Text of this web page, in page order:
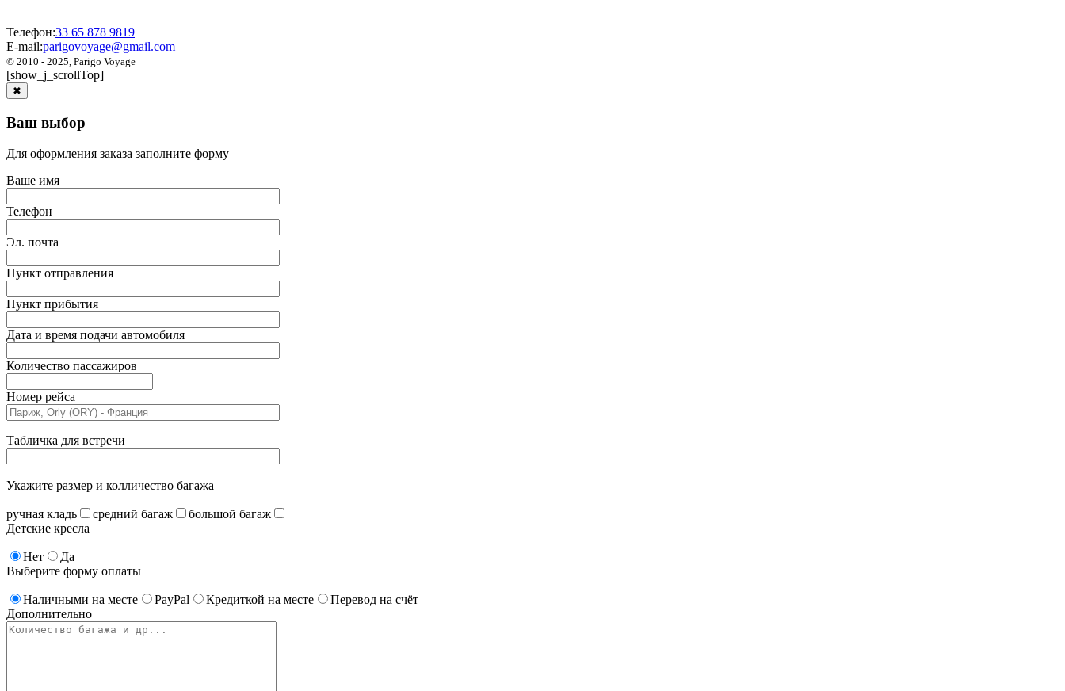
Телефон:33 65 878 9819
E-mail:parigovoyage@gmail.com
© 2010 - 2025, Parigo Voyage
[show_j_scrollTop]
✖
Ваш выбор
Для оформления заказа заполните форму
Ваше имя
Телефон
Эл. почта
Пункт отправления
Пункт прибытия
Дата и время подачи автомобиля
Количество пассажиров
Номер рейса
Табличка для встречи
Укажите размер и колличество багажа
ручная кладь средний багаж
большой багаж
Детские кресла
Нет
Да
Выберите форму оплаты
Наличными на месте PayPal Кредиткой на месте
Перевод на счёт
Дополнительно